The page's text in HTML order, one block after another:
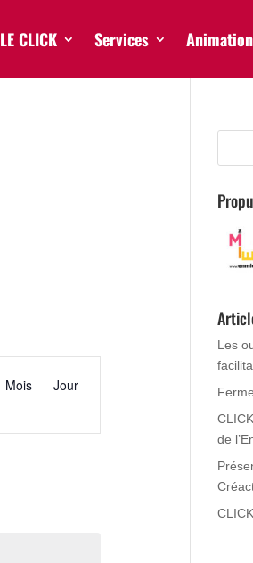
LE CLICK Services
Navigation
de
Mois Jour
Les
de